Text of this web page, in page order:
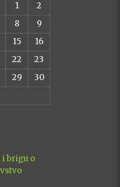
1
2
8
9
15
16
22
23
29
30